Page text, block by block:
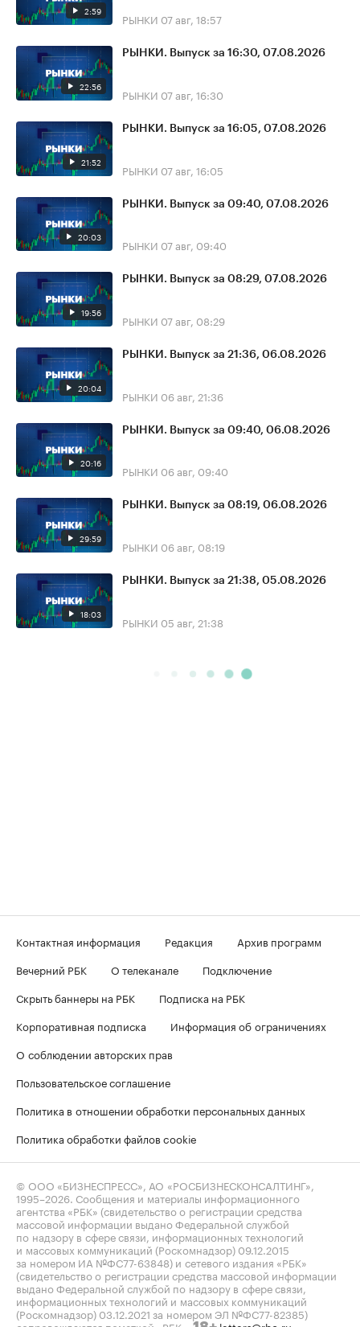
2:59 РЫНКИ 07 авг, 18:57
22:56
РЫНКИ. Выпуск за 16:30, 07.08.2026
РЫНКИ 07 авг, 16:30
21:52
РЫНКИ. Выпуск за 16:05, 07.08.2026
РЫНКИ 07 авг, 16:05
20:03
РЫНКИ. Выпуск за 09:40, 07.08.2026
РЫНКИ 07 авг, 09:40
19:56
РЫНКИ. Выпуск за 08:29, 07.08.2026
РЫНКИ 07 авг, 08:29
20:04
РЫНКИ. Выпуск за 21:36, 06.08.2026
РЫНКИ 06 авг, 21:36
20:16
РЫНКИ. Выпуск за 09:40, 06.08.2026
РЫНКИ 06 авг, 09:40
29:59
РЫНКИ. Выпуск за 08:19, 06.08.2026
РЫНКИ 06 авг, 08:19
18:03
РЫНКИ. Выпуск за 21:38, 05.08.2026
РЫНКИ 05 авг, 21:38
Контактная информация Редакция
Архив программ
Вечерний РБК
О телеканале
Подключение
Скрыть баннеры на РБК
Подписка на РБК
Корпоративная подписка
Информация об ограничениях
О соблюдении авторских прав
Пользовательское соглашение
Политика в отношении обработки персональных данных
Политика обработки файлов cookie
© ООО «БИЗНЕСПРЕСС», АО «РОСБИЗНЕСКОНСАЛТИНГ»,
1995–2026 . Сообщения и материалы информационного
агентства «РБК» (свидетельство о регистрации средства
массовой информации выдано Федеральной службой
по надзору в сфере связи, информационных технологий
и массовых коммуникаций (Роскомнадзор) 09.12.2015
за номером ИА №ФС77-63848) и сетевого издания «РБК»
(свидетельство о регистрации средства массовой информации
выдано Федеральной службой по надзору в сфере связи,
информационных технологий и массовых коммуникаций
(Роскомнадзор) 03.12.2021 за номером ЭЛ №ФС77-82385)